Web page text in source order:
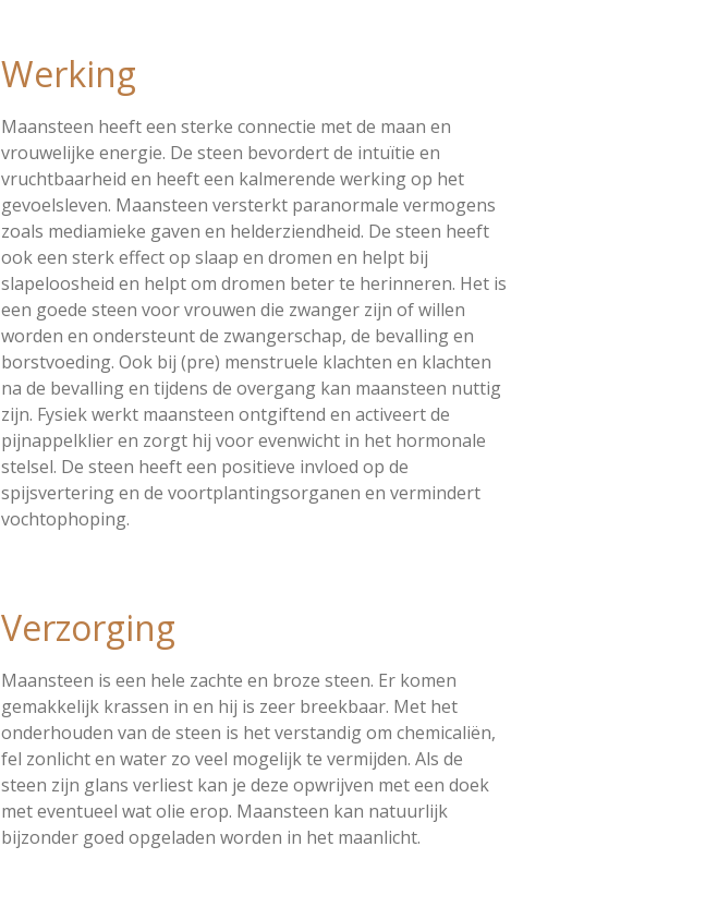
Werking
Maansteen heeft een sterke connectie met de maan en
vrouwelijke energie. De steen bevordert de intuïtie en
vruchtbaarheid en heeft een kalmerende werking op het
gevoelsleven. Maansteen versterkt paranormale vermogens
zoals mediamieke gaven en helderziendheid. De steen heeft
ook een sterk effect op slaap en dromen en helpt bij
slapeloosheid en helpt om dromen beter te herinneren. Het is
een goede steen voor vrouwen die zwanger zijn of willen
worden en ondersteunt de zwangerschap, de bevalling en
borstvoeding. Ook bij (pre) menstruele klachten en klachten
na de bevalling en tijdens de overgang kan maansteen nuttig
zijn. Fysiek werkt maansteen ontgiftend en activeert de
pijnappelklier en zorgt hij voor evenwicht in het hormonale
stelsel. De steen heeft een positieve invloed op de
spijsvertering en de voortplantingsorganen en vermindert
vochtophoping.
Verzorging
Maansteen is een hele zachte en broze steen. Er komen
gemakkelijk krassen in en hij is zeer breekbaar. Met het
onderhouden van de steen is het verstandig om chemicaliën,
fel zonlicht en water zo veel mogelijk te vermijden. Als de
steen zijn glans verliest kan je deze opwrijven met een doek
met eventueel wat olie erop. Maansteen kan natuurlijk
bijzonder goed opgeladen worden in het maanlicht.